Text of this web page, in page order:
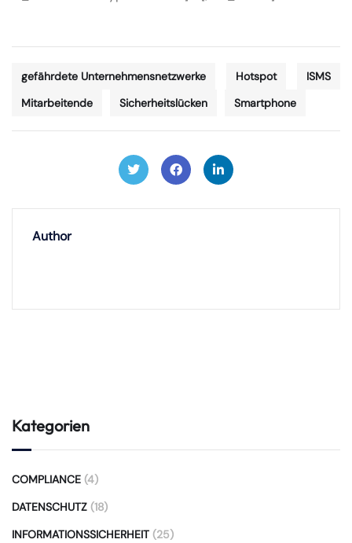
gefährdete Unternehmensnetzwerke Hotspot
ISMS
Mitarbeitende
Sicherheitslücken Smartphone
Author
Kategorien
COMPLIANCE (4)
DATENSCHUTZ (18)
INFORMATIONSSICHERHEIT (25)